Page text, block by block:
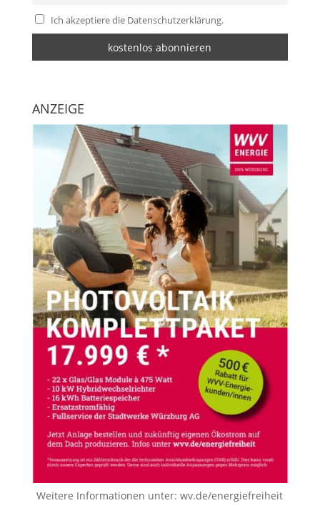
Ich akzeptiere die Datenschutzerklärung.
ANZEIGE
Weitere Informationen unter:wv.de/energiefreiheit